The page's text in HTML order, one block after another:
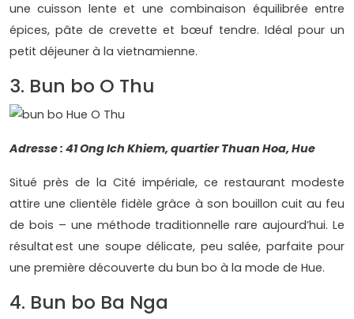
une cuisson lente et une combinaison équilibrée entre
épices, pâte de crevette et bœuf tendre. Idéal pour un
petit déjeuner à la vietnamienne.
3. Bun bo O Thu
Adresse : 41 Ong Ich Khiem, quartier Thuan Hoa, Hue
Situé près de la Cité impériale, ce restaurant modeste
attire une clientèle fidèle grâce à son bouillon cuit au feu
de bois – une méthode traditionnelle rare aujourd’hui. Le
résultat est une soupe délicate, peu salée, parfaite pour
une première découverte du bun bo à la mode de Hue.
4. Bun bo Ba Nga